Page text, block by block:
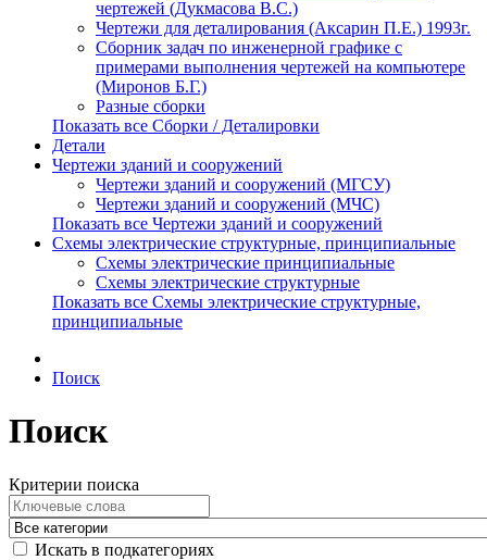
чертежей (Дукмасова В.С.)
Чертежи для деталирования (Аксарин П.Е.) 1993г.
Сборник задач по инженерной графике с
примерами выполнения чертежей на компьютере
(Миронов Б.Г.)
Разные сборки
Показать все Сборки / Деталировки
Детали
Чертежи зданий и сооружений
Чертежи зданий и сооружений (МГСУ)
Чертежи зданий и сооружений (МЧС)
Показать все Чертежи зданий и сооружений
Схемы электрические структурные, принципиальные
Схемы электрические принципиальные
Схемы электрические структурные
Показать все Схемы электрические структурные,
принципиальные
Поиск
Поиск
Критерии поиска
Искать в подкатегориях